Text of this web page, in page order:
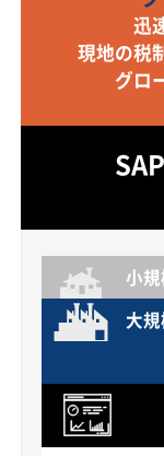
迅
現地の税
グロ
小
大